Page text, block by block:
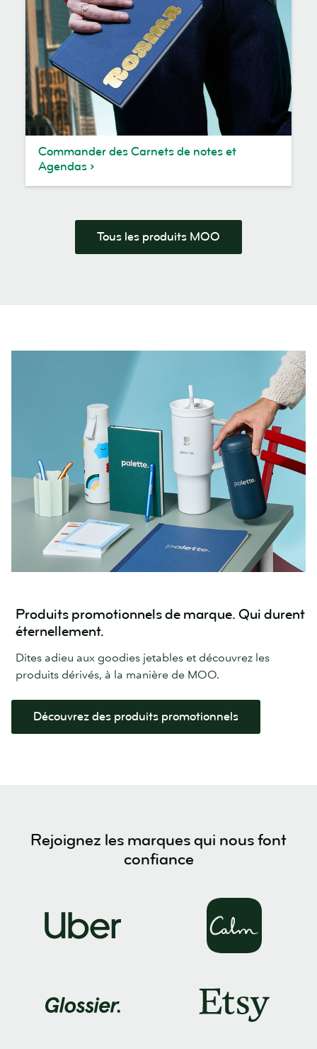
Commander des Carnets de notes et
Agendas
Tous les produits MOO
Produits promotionnels de marque. Qui durent
éternellement.
Dites adieu aux goodies jetables et découvrez les
produits dérivés, à la manière de MOO.
Découvrez des produits promotionnels
Rejoignez les marques qui nous font
confiance